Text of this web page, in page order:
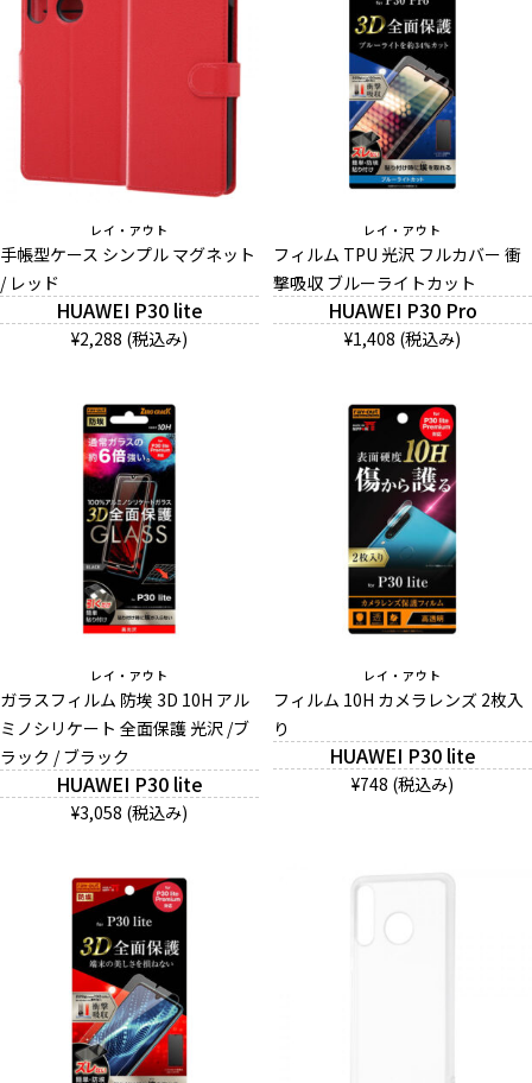
レイ・アウト
手帳型ケース シンプル マグネット
/ レッド
HUAWEI P30 lite
¥2,288 (税込み)
レイ・アウト
フィルム TPU 光沢 フルカバー 衝
撃吸収 ブルーライトカット
HUAWEI P30 Pro
¥1,408 (税込み)
レイ・アウト
ガラスフィルム 防埃 3D 10H アル
ミノシリケート 全面保護 光沢 /ブ
ラック / ブラック
HUAWEI P30 lite
¥3,058 (税込み)
レイ・アウト
フィルム 10H カメラレンズ 2枚入
り
HUAWEI P30 lite
¥748 (税込み)